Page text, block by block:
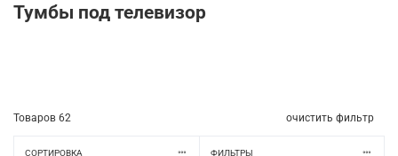
Тумбы под телевизор
Товаров 62 очистить фильтр
СОРТИРОВКА ФИЛЬТРЫ